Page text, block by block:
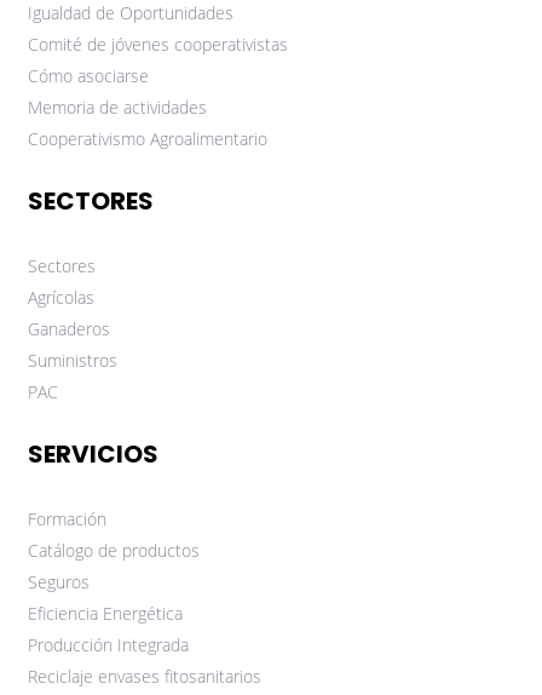
Igualdad de Oportunidades
Comité de jóvenes cooperativistas
Cómo asociarse
Memoria de actividades
Cooperativismo Agroalimentario
SECTORES
Sectores
Agrícolas
Ganaderos
Suministros
PAC
SERVICIOS
Formación
Catálogo de productos
Seguros
Eficiencia Energética
Producción Integrada
Reciclaje envases fitosanitarios